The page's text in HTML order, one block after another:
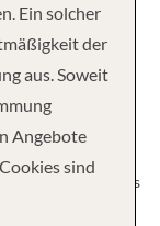
als
in Regionen
zu neuen
Wundern der
müssen, ist
ihrem Element. Es
Ein solcher
der
aus. Soweit
Angebote
sind